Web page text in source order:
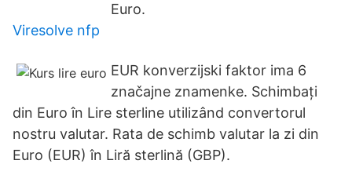
Euro.
Viresolve nfp
EUR konverzijski faktor ima 6
značajne znamenke. Schimbați
din Euro în Lire sterline utilizând convertorul
nostru valutar. Rata de schimb valutar la zi din
Euro (EUR) în Liră sterlină (GBP).